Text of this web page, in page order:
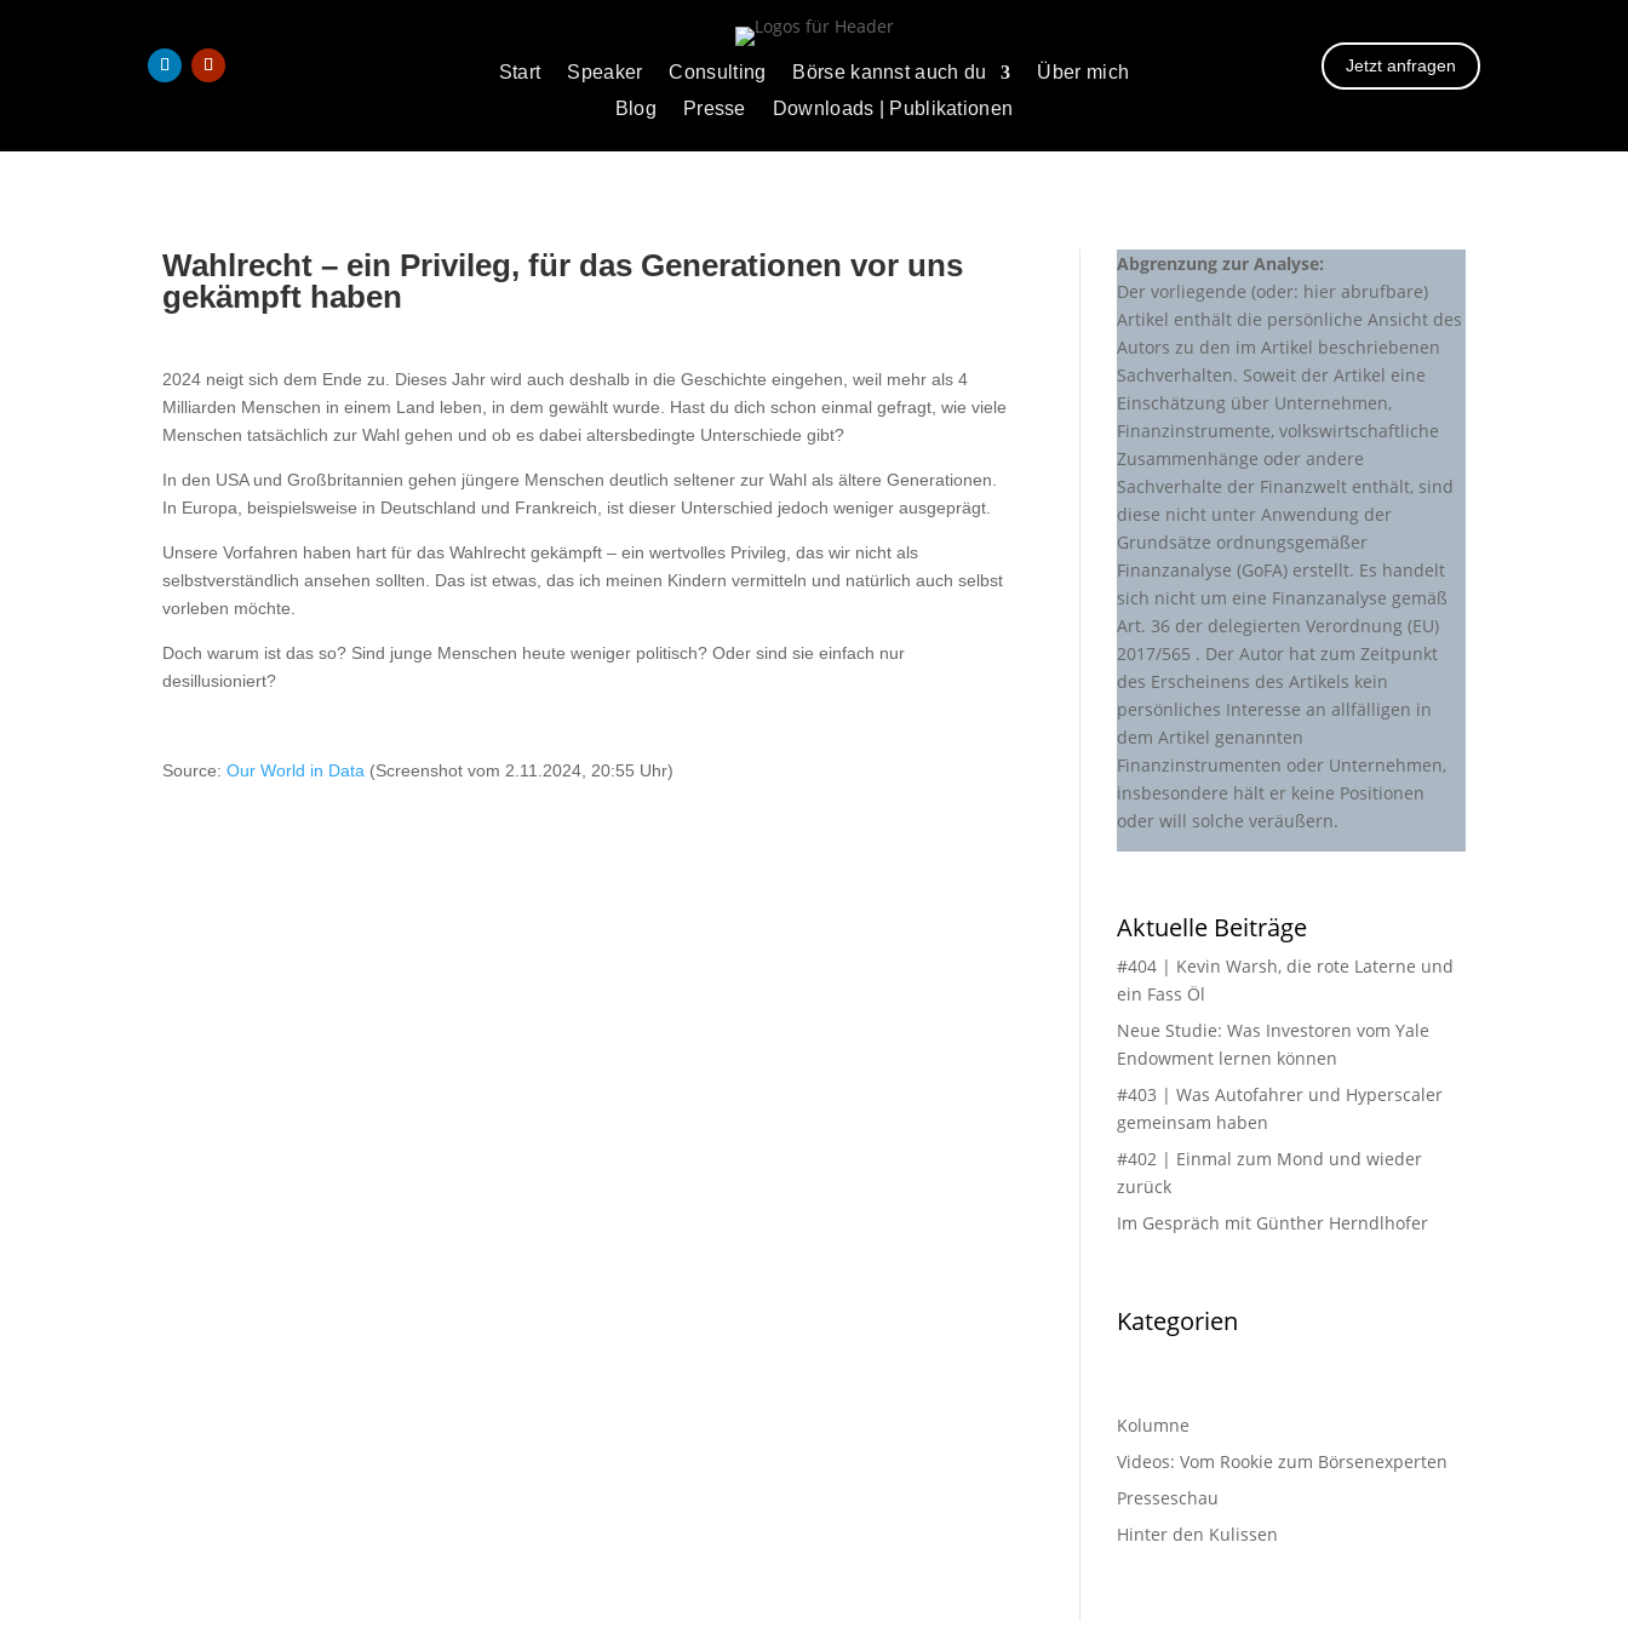
Start Speaker Consulting Börse kannst auch du
Über mich
Blog
Presse Downloads | Publikationen
Jetzt anfragen
Wahlrecht – ein Privileg, für das Generationen vor uns
gekämpft haben
2024 neigt sich dem Ende zu. Dieses Jahr wird auch deshalb in die Geschichte eingehen, weil mehr als 4
Milliarden Menschen in einem Land leben, in dem gewählt wurde. Hast du dich schon einmal gefragt, wie viele
Menschen tatsächlich zur Wahl gehen und ob es dabei altersbedingte Unterschiede gibt?
In den USA und Großbritannien gehen jüngere Menschen deutlich seltener zur Wahl als ältere Generationen.
In Europa, beispielsweise in Deutschland und Frankreich, ist dieser Unterschied jedoch weniger ausgeprägt.
Unsere Vorfahren haben hart für das Wahlrecht gekämpft – ein wertvolles Privileg, das wir nicht als
selbstverständlich ansehen sollten. Das ist etwas, das ich meinen Kindern vermitteln und natürlich auch selbst
vorleben möchte.
Doch warum ist das so? Sind junge Menschen heute weniger politisch? Oder sind sie einfach nur
desillusioniert?
Source:Our World in Data (Screenshot vom 2.11.2024, 20:55 Uhr)
Abgrenzung zur Analyse:
Der vorliegende (oder: hier abrufbare)
Artikel enthält die persönliche Ansicht des
Autors zu den im Artikel beschriebenen
Sachverhalten. Soweit der Artikel eine
Einschätzung über Unternehmen,
Finanzinstrumente, volkswirtschaftliche
Zusammenhänge oder andere
Sachverhalte der Finanzwelt enthält, sind
diese nicht unter Anwendung der
Grundsätze ordnungsgemäßer
Finanzanalyse (GoFA) erstellt. Es handelt
sich nicht um eine Finanzanalyse gemäß
Art. 36 der delegierten Verordnung (EU)
2017/565 . Der Autor hat zum Zeitpunkt
des Erscheinens des Artikels kein
persönliches Interesse an allfälligen in
dem Artikel genannten
Finanzinstrumenten oder Unternehmen,
insbesondere hält er keine Positionen
oder will solche veräußern.
Aktuelle Beiträge
#404 | Kevin Warsh, die rote Laterne und
ein Fass Öl
Neue Studie: Was Investoren vom Yale
Endowment lernen können
#403 | Was Autofahrer und Hyperscaler
gemeinsam haben
#402 | Einmal zum Mond und wieder
zurück
Im Gespräch mit Günther Herndlhofer
Kategorien
Kolumne
Videos: Vom Rookie zum Börsenexperten
Presseschau
Hinter den Kulissen